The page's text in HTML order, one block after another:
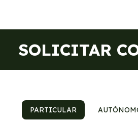
SOLICITAR
PARTICULAR